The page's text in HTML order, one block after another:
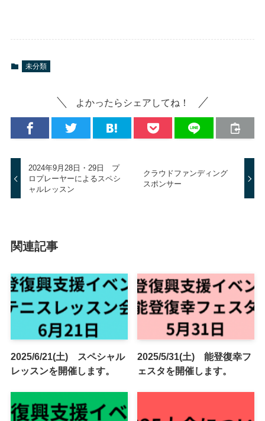
未分類
よかったらシェアしてね！
2024年9月28日・29日 プ
ロプレーヤーによるスペシ
ャルレッスン
クラウドファンディング
スポンサー
関連記事
2025/6/21(土) スペシャル
レッスンを開催します。
2025/5/31(土) 能登復幸フ
ェスタを開催します。